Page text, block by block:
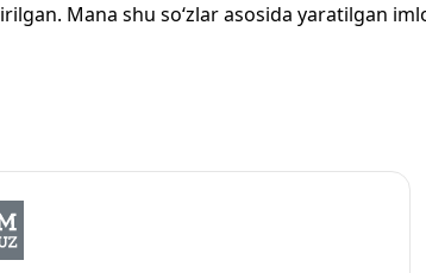
Mana shu so‘zlar asosida yaratilgan